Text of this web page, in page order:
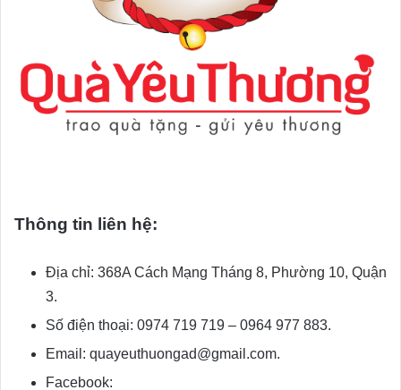
Thông tin liên hệ:
Địa chỉ: 368A Cách Mạng Tháng 8, Phường 10, Quận
3.
Số điện thoại: 0974 719 719 – 0964 977 883.
Email: quayeuthuongad@gmail.com.
Facebook: